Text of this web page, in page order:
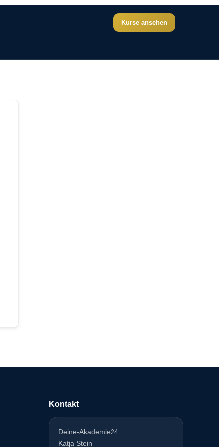
Kurse ansehen
Kontakt
Deine-Akademie24
Katja Stein